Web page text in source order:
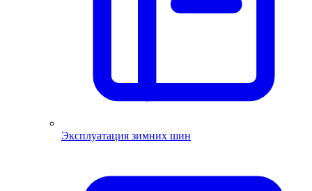
Эксплуатация зимних шин